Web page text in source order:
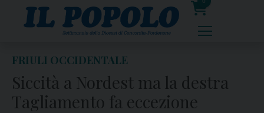
0
prodotti
FRIULI OCCIDENTALE
Siccità a Nordest ma la destra
Tagliamento fa eccezione